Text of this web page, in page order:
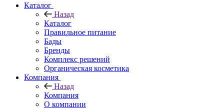
Каталог
Назад
Каталог
Правильное питание
Бады
Бренды
Комплекс решений
Органическая косметика
Компания
Назад
Компания
О компании